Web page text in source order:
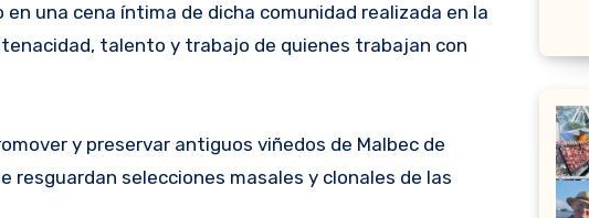
una cena íntima de dicha comunidad realizada en la
talento y trabajo de quienes trabajan con
y preservar antiguos viñedos de Malbec de
selecciones masales y clonales de las